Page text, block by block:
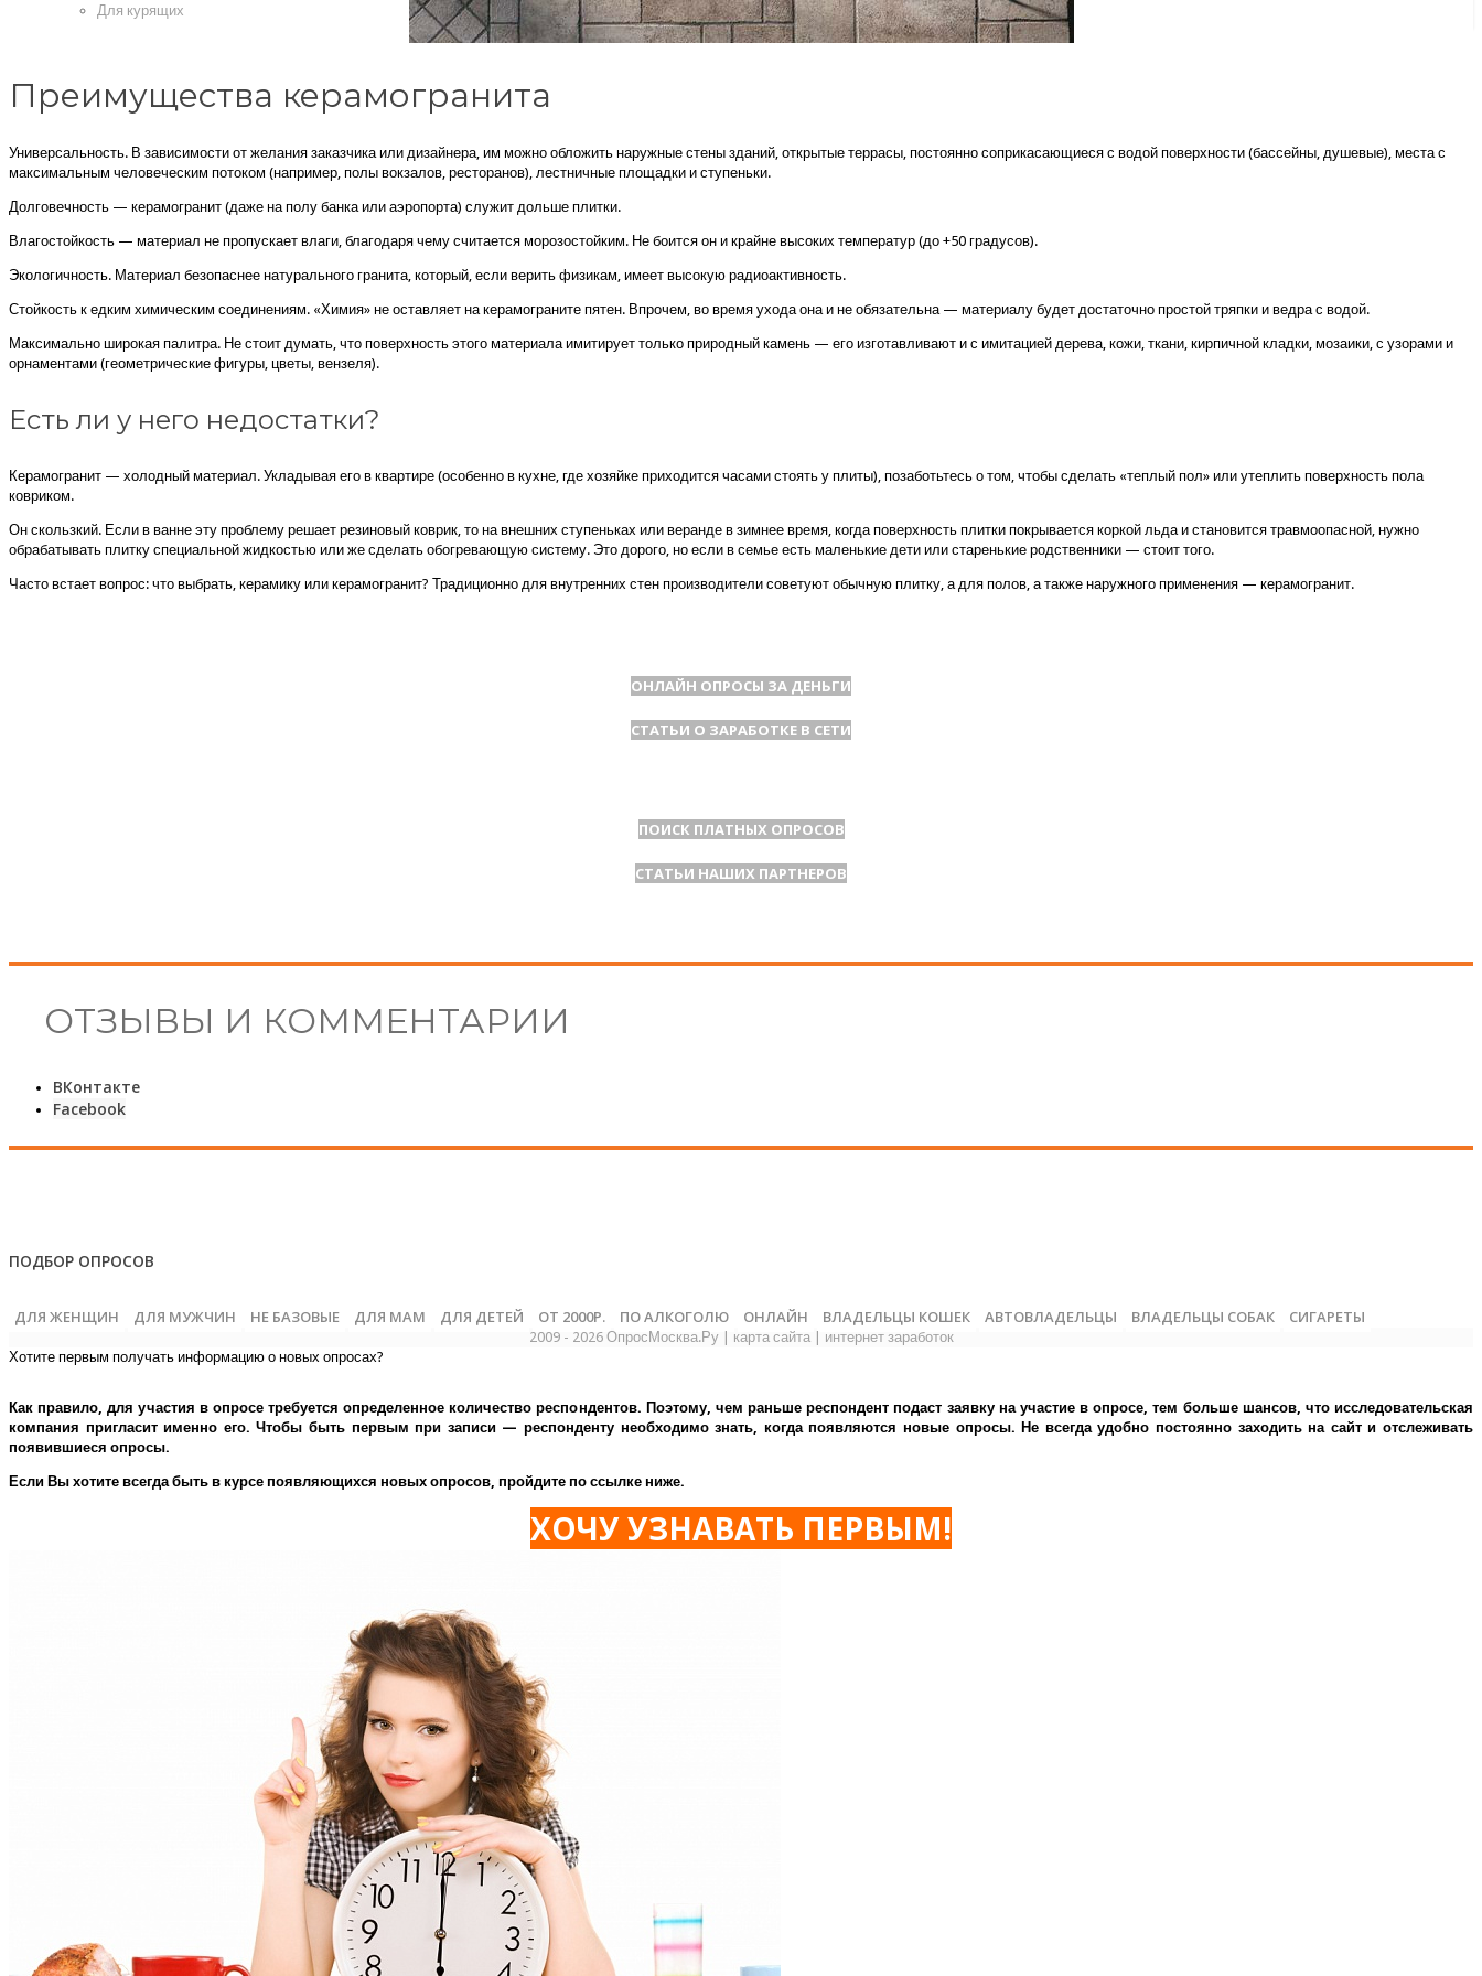
Для курящих
Преимущества керамогранита
Универсальность. В зависимости от желания заказчика или дизайнера, им можно обложить наружные стены зданий, открытые террасы, постоянно соприкасающиеся с водой поверхности (бассейны, душевые), места с
максимальным человеческим потоком (например, полы вокзалов, ресторанов), лестничные площадки и ступеньки.
Долговечность — керамогранит (даже на полу банка или аэропорта) служит дольше плитки.
Влагостойкость — материал не пропускает влаги, благодаря чему считается морозостойким. Не боится он и крайне высоких температур (до +50 градусов).
Экологичность. Материал безопаснее натурального гранита, который, если верить физикам, имеет высокую радиоактивность.
Стойкость к едким химическим соединениям. «Химия» не оставляет на керамограните пятен. Впрочем, во время ухода она и не обязательна — материалу будет достаточно простой тряпки и ведра с водой.
Максимально широкая палитра. Не стоит думать, что поверхность этого материала имитирует только природный камень — его изготавливают и с имитацией дерева, кожи, ткани, кирпичной кладки, мозаики, с узорами и
орнаментами (геометрические фигуры, цветы, вензеля).
Есть ли у него недостатки?
Керамогранит — холодный материал. Укладывая его в квартире (особенно в кухне, где хозяйке приходится часами стоять у плиты), позаботьтесь о том, чтобы сделать «теплый пол» или утеплить поверхность пола
ковриком.
Он скользкий. Если в ванне эту проблему решает резиновый коврик, то на внешних ступеньках или веранде в зимнее время, когда поверхность плитки покрывается коркой льда и становится травмоопасной, нужно
обрабатывать плитку специальной жидкостью или же сделать обогревающую систему. Это дорого, но если в семье есть маленькие дети или старенькие родственники — стоит того.
Часто встает вопрос: что выбрать, керамику или керамогранит? Традиционно для внутренних стен производители советуют обычную плитку, а для полов, а также наружного применения — керамогранит.
ОНЛАЙН ОПРОСЫ ЗА ДЕНЬГИ
СТАТЬИ О ЗАРАБОТКЕ В СЕТИ
ПОИСК ПЛАТНЫХ ОПРОСОВ
СТАТЬИ НАШИХ ПАРТНЕРОВ
ОТЗЫВЫ И КОММЕНТАРИИ
ВКонтакте
Facebook
ПОДБОР ОПРОСОВ
ДЛЯ ЖЕНЩИН ДЛЯ МУЖЧИН НЕ БАЗОВЫЕ ДЛЯ МАМ ДЛЯ ДЕТЕЙ ОТ 2000Р. ПО АЛКОГОЛЮ ОНЛАЙН ВЛАДЕЛЬЦЫ КОШЕК АВТОВЛАДЕЛЬЦЫ ВЛАДЕЛЬЦЫ СОБАК СИГАРЕТЫ
2009 - 2026 ОпросМосква.Ру| карта сайта| интернет заработок
Хотите первым получать информацию о новых опросах?
Как правило, для участия в опросе требуется определенное количество респондентов. Поэтому, чем раньше респондент подаст заявку на участие в опросе, тем больше шансов, что исследовательская
компания пригласит именно его.Чтобы быть первым при записи — респонденту необходимо знать, когда появляются новые опросы. Не всегда удобно постоянно заходить на сайт и отслеживать
появившиеся опросы.
Если Вы хотите всегда быть в курсе появляющихся новых опросов, пройдите по ссылке ниже.
ХОЧУ УЗНАВАТЬ ПЕРВЫМ!